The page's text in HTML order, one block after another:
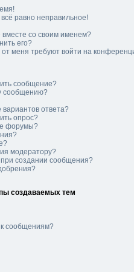
равно неправильное!
вместе со своим именем?
его?
меня требуют войти на
сообщение?
сообщению?
ответа?
опрос?
форумы?
модератору?
создании сообщения?
создаваемых тем
сообщениям?